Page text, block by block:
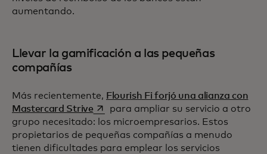
aumentando.
Llevar la gamificación a las pequeñas
compañías
Más recientemente, Flourish Fi forjó una alianza con
Mastercard Strivese abre en una pestaña nueva
para ampliar su servicio a otro
grupo necesitado: los microempresarios. Estos
propietarios de pequeñas compañías a menudo
tienen dificultades para emplear los servicios